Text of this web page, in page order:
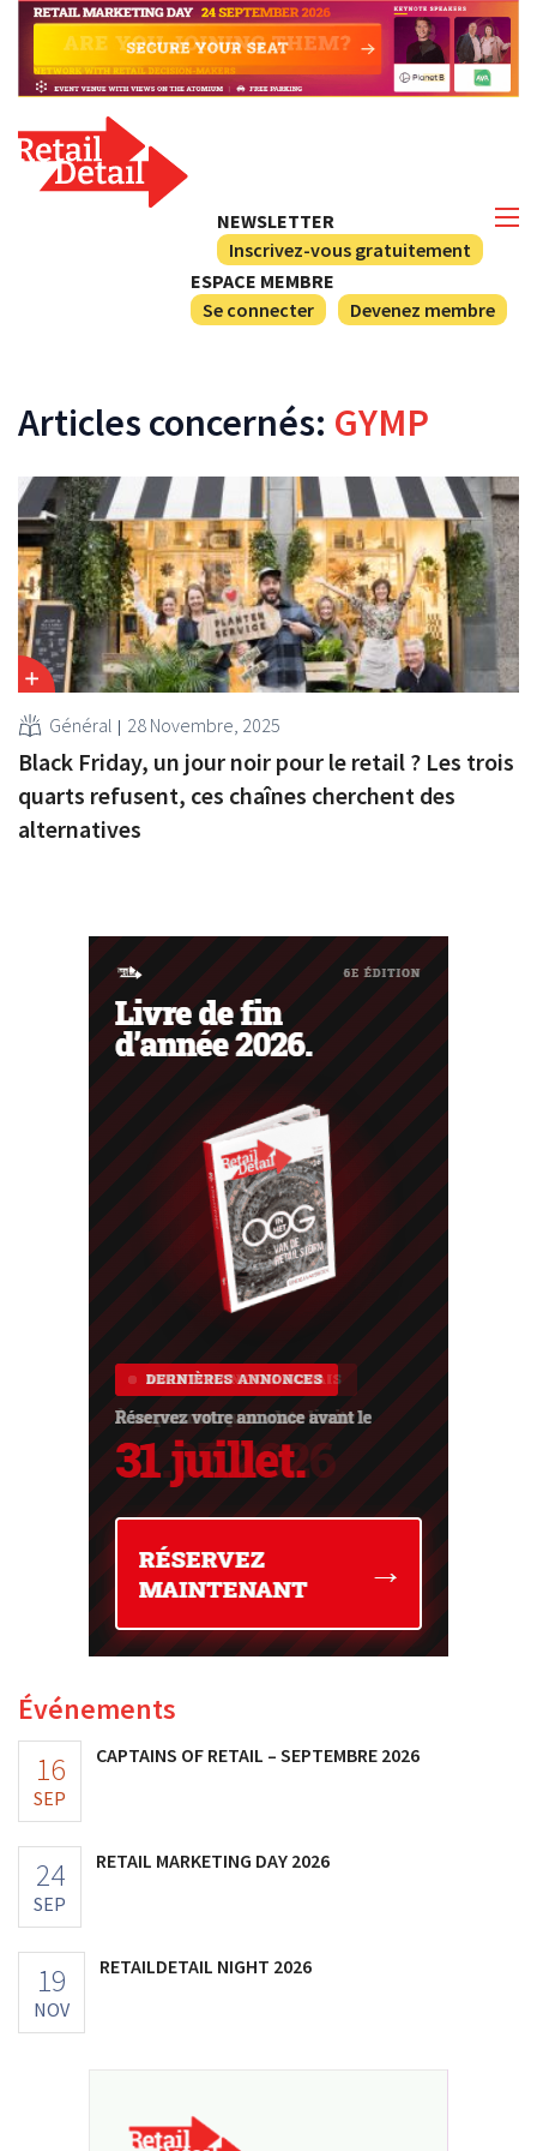
NEWSLETTER
Inscrivez-vous gratuitement
ESPACE MEMBRE
Se connecter
Devenez membre
Articles concernés: GYMP
Général 28 Novembre, 2025
Black Friday, un jour noir pour le retail ? Les trois
quarts refusent, ces chaînes cherchent des
alternatives
Événements
16
SEP
CAPTAINS OF RETAIL – SEPTEMBRE 2026
24
SEP
RETAIL MARKETING DAY 2026
19
NOV
RETAILDETAIL NIGHT 2026